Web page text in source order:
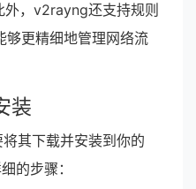
，v2rayng还支持规则
够更精细地管理网络流
装
其下载并安装到你的
的步骤：